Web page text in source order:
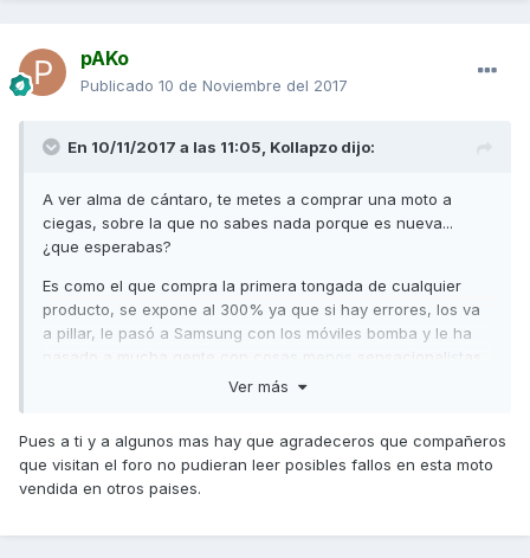
pAKo
Publicado 10 de Noviembre del 2017
En 10/11/2017 a las 11:05, Kollapzo dijo:
A ver alma de cántaro, te metes a comprar una moto a
ciegas, sobre la que no sabes nada porque es nueva...
¿que esperabas?
Es como el que compra la primera tongada de cualquier
producto, se expone al 300% ya que si hay errores, los va
a pillar, le pasó a Samsung con los móviles bomba y le ha
pasado a mucha gente con cosas menos sensacionalistas
pero... las consolas por ejemplo, nadie en su sano juicio las
Ver más
Pues a ti y a algunos mas hay que agradeceros que compañeros
que visitan el foro no pudieran leer posibles fallos en esta moto
vendida en otros paises.